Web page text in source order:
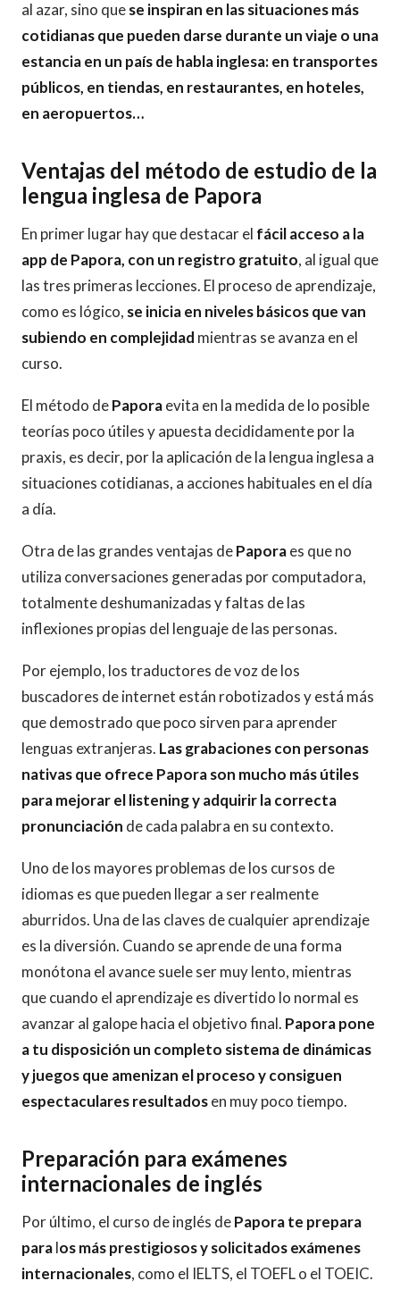
al azar, sino quese inspiran en las situaciones más
cotidianas que pueden darse durante un viaje o una
estancia en un país de habla inglesa: en transportes
públicos, en tiendas, en restaurantes, en hoteles,
en aeropuertos…
Ventajas del método de estudio de la
lengua inglesa de Papora
En primer lugar hay que destacar el fácil acceso a la
app de Papora, con un registro gratuito, al igual que
las tres primeras lecciones. El proceso de aprendizaje,
como es lógico, se inicia en niveles básicos que van
subiendo en complejidad mientras se avanza en el
curso.
El método dePaporaevita en la medida de lo posible
teorías poco útiles y apuesta decididamente por la
praxis, es decir, por la aplicación de la lengua inglesa a
situaciones cotidianas, a acciones habituales en el día
a día.
Otra de las grandes ventajas dePaporaes que no
utiliza conversaciones generadas por computadora,
totalmente deshumanizadas y faltas de las
inflexiones propias del lenguaje de las personas.
Por ejemplo, los traductores de voz de los
buscadores de internet están robotizados y está más
que demostrado que poco sirven para aprender
lenguas extranjeras. Las grabaciones con personas
nativas que ofrece Papora son mucho más útiles
para mejorar el listening y adquirir la correcta
pronunciación de cada palabra en su contexto.
Uno de los mayores problemas de los cursos de
idiomas es que pueden llegar a ser realmente
aburridos. Una de las claves de cualquier aprendizaje
es la diversión. Cuando se aprende de una forma
monótona el avance suele ser muy lento, mientras
que cuando el aprendizaje es divertido lo normal es
avanzar al galope hacia el objetivo final. Papora pone
a tu disposición un completo sistema de dinámicas
y juegos que amenizan el proceso y consiguen
espectaculares resultadosen muy poco tiempo.
Preparación para exámenes
internacionales de inglés
Por último, el curso de inglés dePapora te prepara
paralos más prestigiosos y solicitados exámenes
internacionales, como el IELTS, el TOEFL o el TOEIC.